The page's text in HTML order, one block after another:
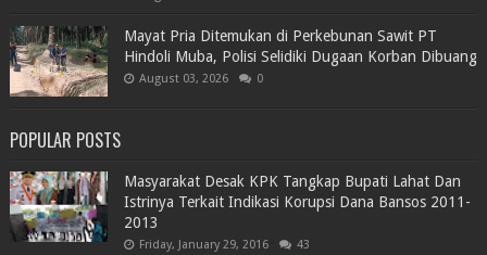
Mayat Pria Ditemukan di Perkebunan Sawit PT
Hindoli Muba, Polisi Selidiki Dugaan Korban Dibuang
August 03, 2026 0
POPULAR POSTS
Masyarakat Desak KPK Tangkap Bupati Lahat Dan
Istrinya Terkait Indikasi Korupsi Dana Bansos 2011-
2013
Friday, January 29, 2016 43